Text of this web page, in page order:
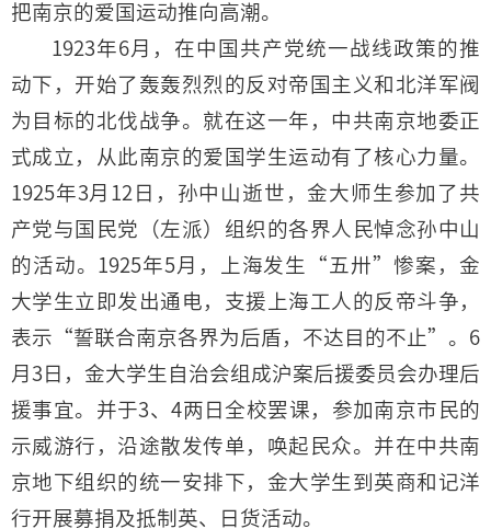
把南京的爱国运动推向高潮。
1923年6月，在中国共产党统一战线政策的推
动下，开始了轰轰烈烈的反对帝国主义和北洋军阀
为目标的北伐战争。就在这一年，中共南京地委正
式成立，从此南京的爱国学生运动有了核心力量。
1925年3月12日，孙中山逝世，金大师生参加了共
产党与国民党（左派）组织的各界人民悼念孙中山
的活动。1925年5月，上海发生“五卅”惨案，金
大学生立即发出通电，支援上海工人的反帝斗争，
表示“誓联合南京各界为后盾，不达目的不止”。6
月3日，金大学生自治会组成沪案后援委员会办理后
援事宜。并于3、4两日全校罢课，参加南京市民的
示威游行，沿途散发传单，唤起民众。并在中共南
京地下组织的统一安排下，金大学生到英商和记洋
行开展募捐及抵制英、日货活动。